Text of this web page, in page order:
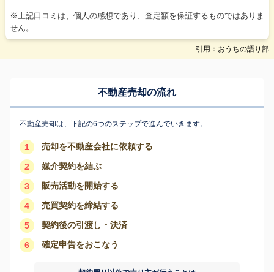
※上記口コミは、個人の感想であり、査定額を保証するものではありま
せん。
引用：おうちの語り部
不動産売却の流れ
不動産売却は、下記の6つのステップで進んでいきます。
1 売却を不動産会社に依頼する
2 媒介契約を結ぶ
3 販売活動を開始する
4 売買契約を締結する
5 契約後の引渡し・決済
6 確定申告をおこなう